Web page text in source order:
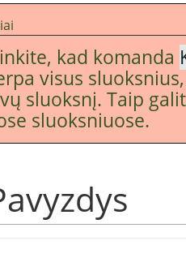
kad komanda
visus
sluoksnį. Taip
sluoksniuose.